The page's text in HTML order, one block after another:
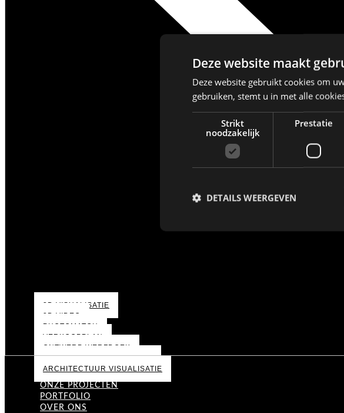
3D VISUALISATIE
3D VIDEO
PHOTOMATCH
VERKOOPPLAN
ONTWERP WERFDOEK
BOUWGROND VISUALISATIE
ARCHITECTUUR VISUALISATIE
ONZE PROJECTEN
PORTFOLIO
OVER ONS
Deze website maakt
Deze website gebruikt cookies om
gebruiken, stemt u in met alle
Strikt
noodzakelijk
Prestatie
DETAILS WEERGEVEN